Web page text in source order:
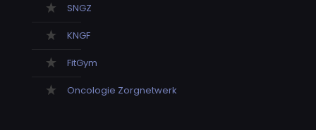
SNGZ
KNGF
FitGym
Oncologie Zorgnetwerk